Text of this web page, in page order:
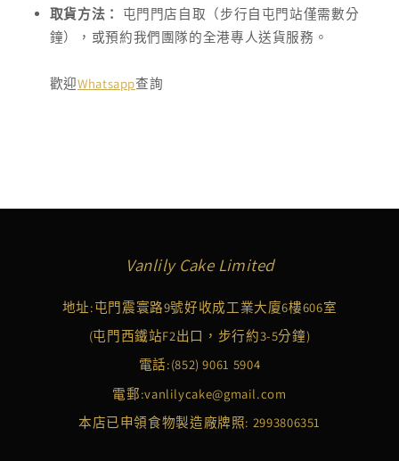
取貨方法：
屯門門店自取（步行自屯門站僅需數分
鐘），或預約我們團隊的全港專人送貨服務。
歡迎Whatsapp查詢
Vanlily Cake Limited
地址:屯門震寰路9號好收成工業大廈6樓606室
(屯門西鐵站F2出口，步行約3-5分鐘)
電話:(852) 9061 5904
電郵:vanlilycake@gmail.com
本店已申領食物製造廠牌照: 2993806351